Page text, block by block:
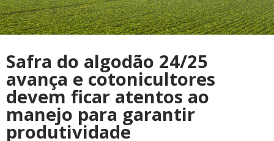
Safra do algodão 24/25
avança e cotonicultores
devem ficar atentos ao
manejo para garantir
produtividade